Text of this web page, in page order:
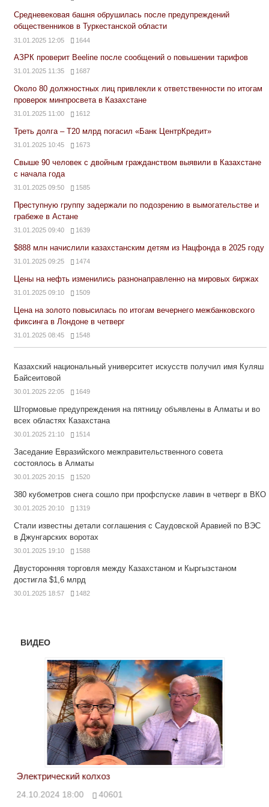
Средневековая башня обрушилась после предупреждений
общественников в Туркестанской области
31.01.2025 12:05 1644
АЗРК проверит Beeline после сообщений о повышении тарифов
31.01.2025 11:35 1687
Около 80 должностных лиц привлекли к ответственности по итогам
проверок минпросвета в Казахстане
31.01.2025 11:00 1612
Треть долга – Т20 млрд погасил «Банк ЦентрКредит»
31.01.2025 10:45 1673
Свыше 90 человек с двойным гражданством выявили в Казахстане
с начала года
31.01.2025 09:50 1585
Преступную группу задержали по подозрению в вымогательстве и
грабеже в Астане
31.01.2025 09:40 1639
$888 млн начислили казахстанским детям из Нацфонда в 2025 году
31.01.2025 09:25 1474
Цены на нефть изменились разнонаправленно на мировых биржах
31.01.2025 09:10 1509
Цена на золото повысилась по итогам вечернего межбанковского
фиксинга в Лондоне в четверг
31.01.2025 08:45 1548
Казахский национальный университет искусств получил имя Куляш
Байсеитовой
30.01.2025 22:05 1649
Штормовые предупреждения на пятницу объявлены в Алматы и во
всех областях Казахстана
30.01.2025 21:10 1514
Заседание Евразийского межправительственного совета
состоялось в Алматы
30.01.2025 20:15 1520
380 кубометров снега сошло при профспуске лавин в четверг в ВКО
30.01.2025 20:10 1319
Стали известны детали соглашения с Саудовской Аравией по ВЭС
в Джунгарских воротах
30.01.2025 19:10 1588
Двусторонняя торговля между Казахстаном и Кыргызстаном
достигла $1,6 млрд
30.01.2025 18:57 1482
ВИДЕО
Электрический колхоз
24.10.2024 18:00 40601